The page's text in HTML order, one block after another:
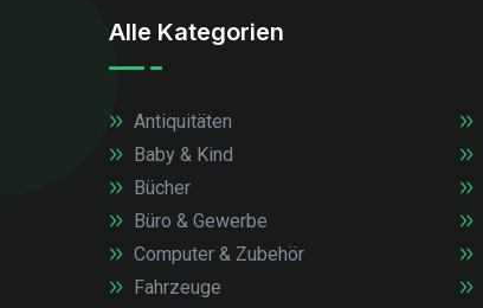
Alle Kategorien
Antiquitäten
Baby & Kind
Bücher
Büro & Gewerbe
Computer & Zubehör
Fahrzeuge